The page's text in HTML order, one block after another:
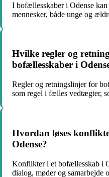
I bofællesskaber i Odense
mennesker, både unge og
Hvilke regler og
bofællesskaber i
Regler og retningslinjer for
som regel i fælles vedtægter,
Hvordan løses
Odense?
Konflikter i et bofællesskab i
dialog, møder og samarbejde